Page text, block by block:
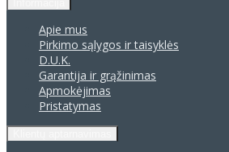
Apie mus
Pirkimo sąlygos ir taisyklės
D.U.K.
Garantija ir grąžinimas
Apmokėjimas
Pristatymas